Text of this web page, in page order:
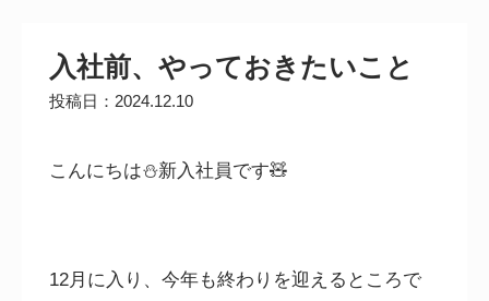
入社前、やっておきたいこと
投稿日：2024.12.10
こんにちは⛄新入社員です🧸
12月に入り、今年も終わりを迎えるところで